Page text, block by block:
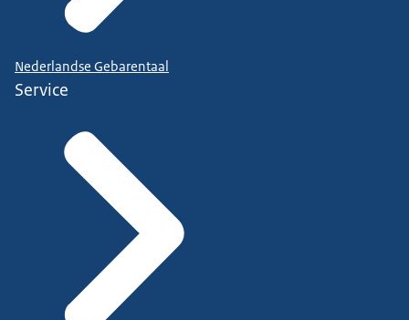
Nederlandse Gebarentaal
Service